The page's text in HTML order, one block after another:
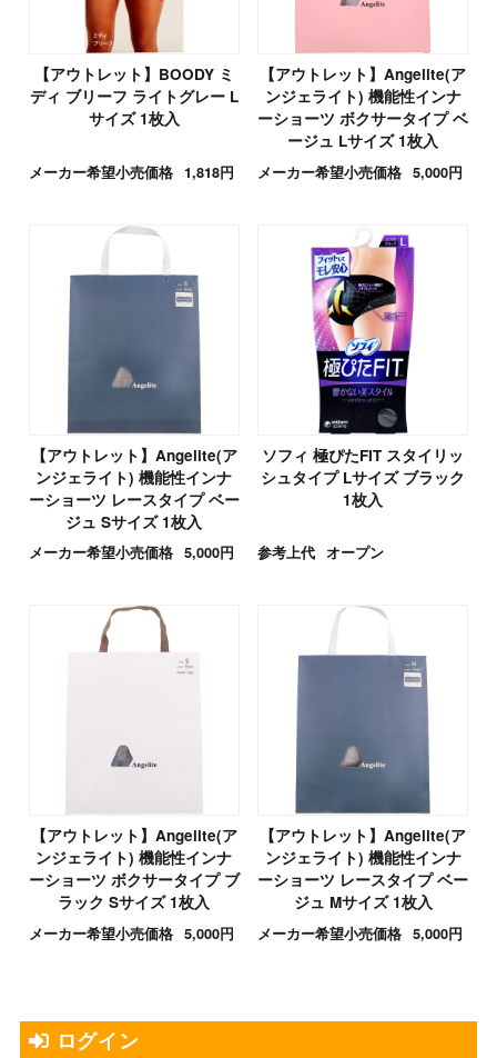
【アウトレット】BOODY ミ
ディ ブリーフ ライトグレー L
サイズ 1枚入
メーカー希望小売価格 1,818円
【アウトレット】Angelite(ア
ンジェライト) 機能性インナ
ーショーツ ボクサータイプ ベ
ージュ Lサイズ 1枚入
メーカー希望小売価格 5,000円
【アウトレット】Angelite(ア
ンジェライト) 機能性インナ
ーショーツ レースタイプ ベー
ジュ Sサイズ 1枚入
メーカー希望小売価格 5,000円
ソフィ 極ぴたFIT スタイリッ
シュタイプ Lサイズ ブラック
1枚入
参考上代 オープン
【アウトレット】Angelite(ア
ンジェライト) 機能性インナ
ーショーツ ボクサータイプ ブ
ラック Sサイズ 1枚入
メーカー希望小売価格 5,000円
【アウトレット】Angelite(ア
ンジェライト) 機能性インナ
ーショーツ レースタイプ ベー
ジュ Mサイズ 1枚入
メーカー希望小売価格 5,000円
ログイン